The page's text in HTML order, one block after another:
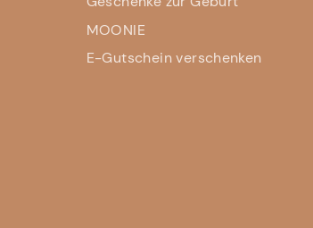
MOONIE
E-Gutschein verschenken